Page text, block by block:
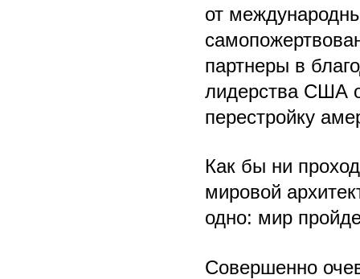
от
партнеры в
лидерства США
перестройку
Как бы ни
мировой
одно: мир
Совершенно